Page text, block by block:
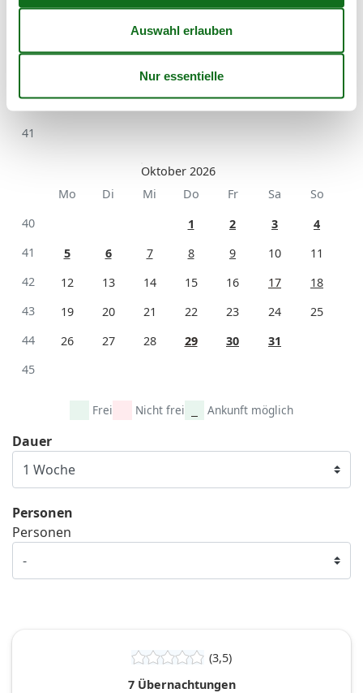
23 24
40
41
Oktober 2026
Mo
Di Mi Do Fr Sa
So
40
1 2 3
4
41
5 6 7 8 9 10
11
42
12 13 14 15 16 17
18
43
19 20 21 22 23 24
25
44
26 27 28 29 30
31
45
Frei Nicht frei Ankunft möglich
Dauer
Personen
Personen
(3,5)
7 Übernachtungen